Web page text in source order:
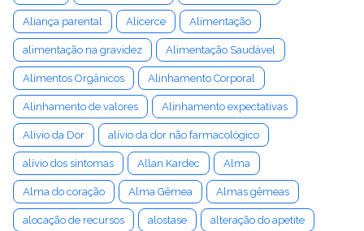
Aliança parental Alicerce Alimentação
alimentação na gravidez Alimentação Saudável
Alimentos Orgânicos Alinhamento Corporal
Alinhamento de valores Alinhamento expectativas
Alívio da Dor alívio da dor não farmacológico
alívio dos sintomas Allan Kardec Alma
Alma do coração Alma Gêmea Almas gêmeas
alocação de recursos alostase alteração do apetite